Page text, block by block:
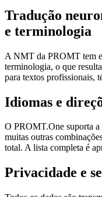
Tradução
e terminologia
A NMT da PROMT tem
terminologia, o que
para textos profissionais,
Idiomas e
O PROMT.One suporta
muitas outras
total. A lista completa é
Privacidade e